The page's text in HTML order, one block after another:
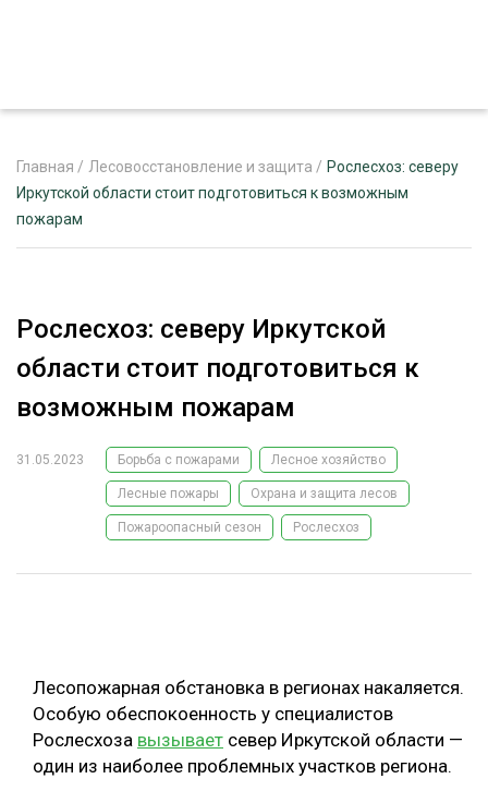
ЖУРНАЛ «ЛЕСНОЙ КОМПЛЕКС»
РЕКЛАМОДАТЕЛЯМ
ЛЕСОЗАГОТОВКА
ОБРАБОТКА ДРЕВЕСИНЫ
ПРОИЗВОДСТВО ДРЕВЕСНЫХ ПЛИТ
ПОДБОРКИ СТАТЕЙ
ЭКСПЕРТНОЕ МНЕНИЕ
Главная / Лесовосстановление и защита / Рослесхоз: северу
Иркутской области стоит подготовиться к возможным
пожарам
Рослесхоз: северу Иркутской
области стоит подготовиться к
возможным пожарам
31.05.2023 Борьба с пожарами Лесное хозяйство
Лесные пожары Охрана и защита лесов
Пожароопасный сезон Рослесхоз
Лесопожарная обстановка в регионах накаляется.
Особую обеспокоенность у специалистов
Рослесхоза вызывает север Иркутской области —
один из наиболее проблемных участков региона.